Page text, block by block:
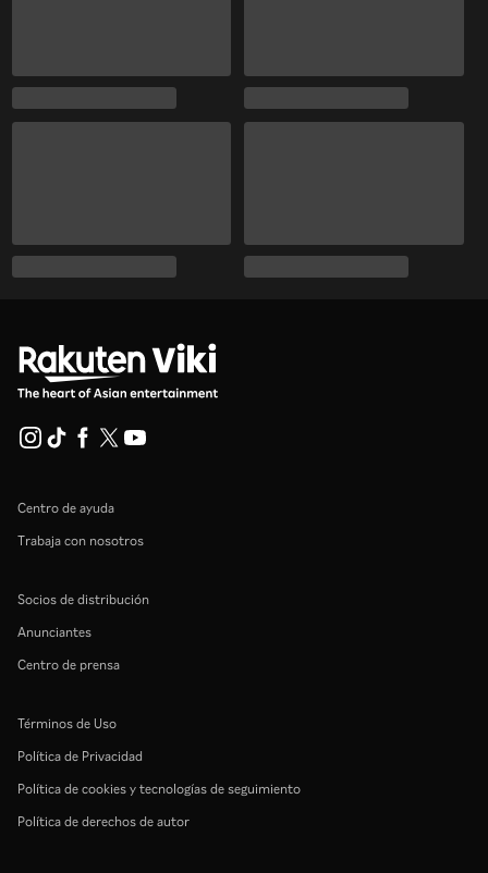
Centro de ayuda
Trabaja con nosotros
Socios de distribución
Anunciantes
Centro de prensa
Términos de Uso
Política de Privacidad
Política de cookies y tecnologías de seguimiento
Política de derechos de autor